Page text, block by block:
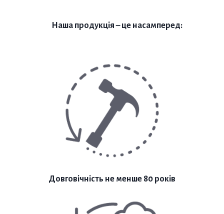
Наша продукція – це насамперед:
Довговічність не менше 80 років